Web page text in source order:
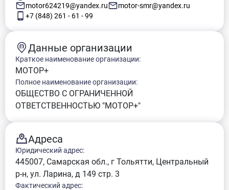
motor624219@yandex.ru
motor-smr@yandex.ru
+7 (848) 261 - 61 - 99
Данные организации
Краткое наименование организации:
МОТОР+
Полное наименование организации:
ОБЩЕСТВО С ОГРАНИЧЕННОЙ
ОТВЕТСТВЕННОСТЬЮ "МОТОР+"
Адреса
Юридический адрес:
445007, Самарская обл., г Тольятти, Центральный
р-н, ул. Ларина, д 149 стр. 3
Фактический адрес: